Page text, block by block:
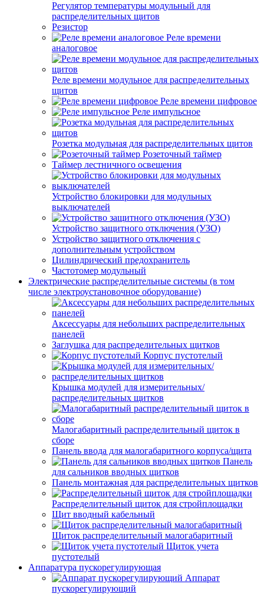
Регулятор температуры модульный для
распределительных щитов
Резистор
Реле времени
аналоговое
Реле времени модульное для распределительных
щитов
Реле времени цифровое
Реле импульсное
Розетка модульная для распределительных щитов
Розеточный таймер
Таймер лестничного освещения
Устройство блокировки для модульных
выключателей
Устройство защитного отключения (УЗО)
Устройство защитного отключения с
дополнительным устройством
Цилиндрический предохранитель
Частотомер модульный
Электрические распределительные системы (в том
числе электроустановочное оборудование)
Аксессуары для небольших распределительных
панелей
Заглушка для распределительных щитков
Корпус пустотелый
Крышка модулей для измерительных/
распределительных щитков
Малогабаритный распределительный щиток в
сборе
Панель ввода для малогабаритного корпуса/щита
Панель
для сальников вводных щитков
Панель монтажная для распределительных щитков
Распределительный щиток для стройплощадки
Щит вводный кабельный
Щиток распределительный малогабаритный
Щиток учета
пустотелый
Аппаратура пускорегулирующая
Аппарат
пускорегулирующий